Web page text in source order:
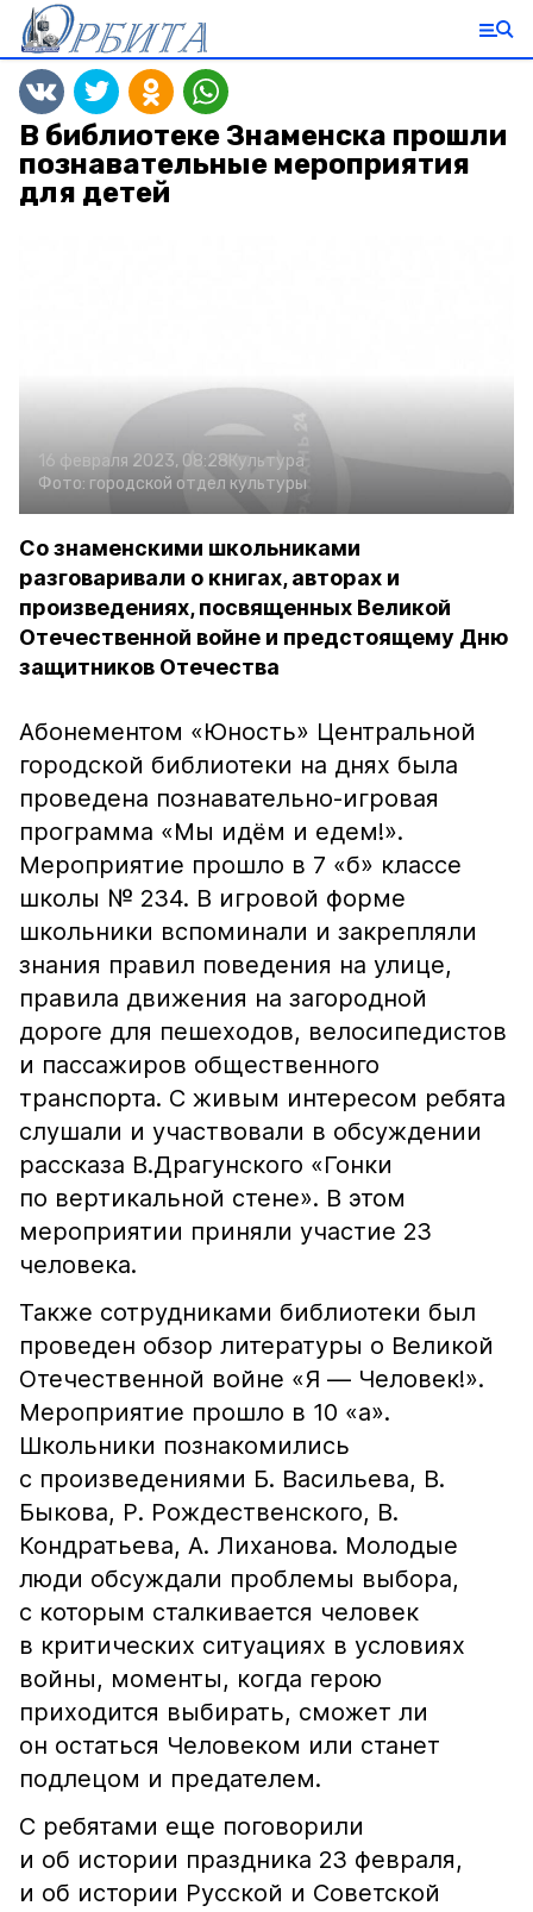
В библиотеке Знаменска прошли
познавательные мероприятия
для детей
16 февраля 2023, 08:28Культура
Фото: городской отдел культуры
Со знаменскими школьниками
разговаривали о книгах, авторах и
произведениях, посвященных Великой
Отечественной войне и предстоящему Дню
защитников Отечества
Абонементом «Юность» Центральной
городской библиотеки на днях была
проведена познавательно-игровая
программа «Мы идём и едем!».
Мероприятие прошло в 7 «б» классе
школы № 234. В игровой форме
школьники вспоминали и закрепляли
знания правил поведения на улице,
правила движения на загородной
дороге для пешеходов, велосипедистов
и пассажиров общественного
транспорта. С живым интересом ребята
слушали и участвовали в обсуждении
рассказа В.Драгунского «Гонки
по вертикальной стене». В этом
мероприятии приняли участие 23
человека.
Также сотрудниками библиотеки был
проведен обзор литературы о Великой
Отечественной войне «Я — Человек!».
Мероприятие прошло в 10 «а».
Школьники познакомились
с произведениями Б. Васильева, В.
Быкова, Р. Рождественского, В.
Кондратьева, А. Лиханова. Молодые
люди обсуждали проблемы выбора,
с которым сталкивается человек
в критических ситуациях в условиях
войны, моменты, когда герою
приходится выбирать, сможет ли
он остаться Человеком или станет
подлецом и предателем.
С ребятами еще поговорили
и об истории праздника 23 февраля,
и об истории Русской и Советской